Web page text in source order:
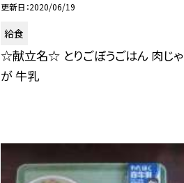
更新日 2020/06/19
給食
☆献立名☆ とりごぼうごはん 肉じゃ
が 牛乳